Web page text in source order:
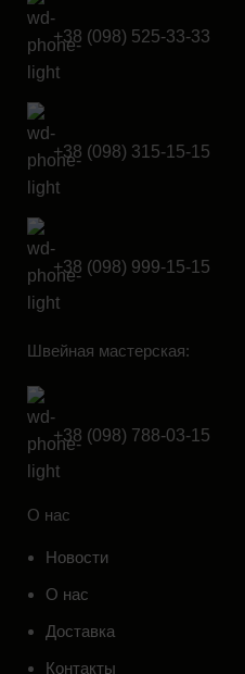
+38 (098) 525-33-33
+38 (098) 315-15-15
+38 (098) 999-15-15
Швейная мастерская:
+38 (098) 788-03-15
О нас
Новости
О нас
Доставка
Контакты